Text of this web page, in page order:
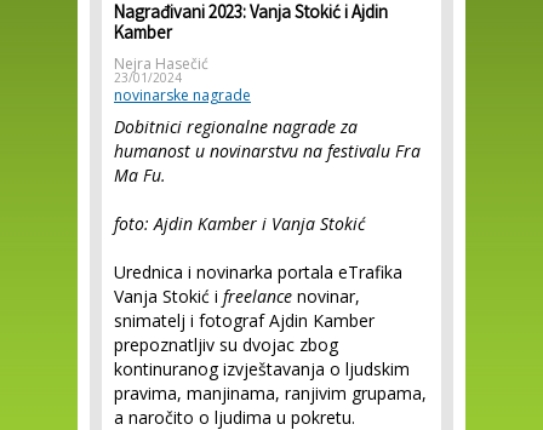
Nagrađivani 2023: Vanja Stokić i Ajdin
Kamber
Nejra Hasečić
23/01/2024
novinarske nagrade
Dobitnici regionalne nagrade za
humanost u novinarstvu na festivalu Fra
Ma Fu.
foto: Ajdin Kamber i Vanja Stokić
Urednica i novinarka portala eTrafika
Vanja Stokić i freelance novinar,
snimatelj i fotograf Ajdin Kamber
prepoznatljiv su dvojac zbog
kontinuranog izvještavanja o ljudskim
pravima, manjinama, ranjivim grupama,
a naročito o ljudima u pokretu.